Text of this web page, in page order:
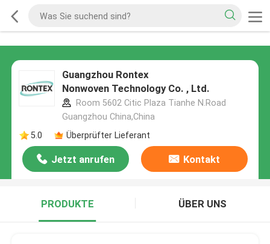
Guangzhou Rontex
Nonwoven Technology Co. , Ltd.
Room 5602 Citic Plaza Tianhe N.Road
Guangzhou China,China
5.0
Überprüfter Lieferant
Jetzt anrufen Kontakt
PRODUKTE ÜBER UNS